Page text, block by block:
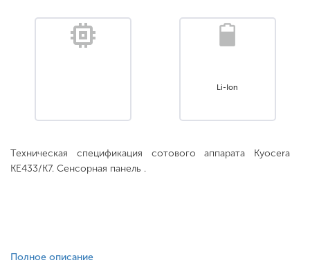
Li-Ion
Техническая спецификация сотового аппарата Kyocera
KE433/K7. Сенсорная панель .
Полное описание